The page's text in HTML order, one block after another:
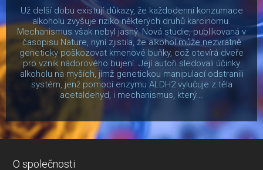
Už delší dobu existují důkazy, že každodenní konzumace
alkoholu zvyšuje riziko některých druhů karcinomu.
Mechanismus však nebyl jasný. Nová studie, publikovaná v
časopisu Nature, nyní zjistila, že alkohol může nezvratně
geneticky poškozovat kmenové buňky, což otevírá dveře
pro vznik nádorového bujení. Její autoři sledovali účinky
alkoholu na myších, jímž genetickou manipulací odstranili
systém, jenž pomocí enzymu ALDH2 vylučuje z těla
acetaldehyd, i mechanismus, který...
O společnosti